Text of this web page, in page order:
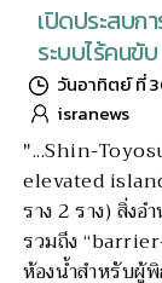
เปิดประสบก
ระบบไร้คนขั
วันอาทิตย์ ที่
isranews
"...Shin-
elevated
ราง 2 ราง) สิ่ง
รวมถึง
ห้องน้ำสำหรับผู้